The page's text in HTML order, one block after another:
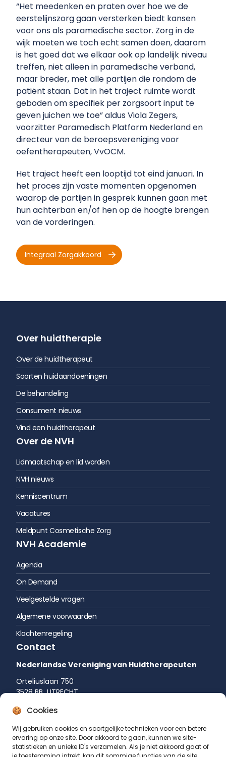
Cookies
Wij gebruiken cookies en soortgelijke technieken voor een betere
ervaring op onze site. Door akkoord te gaan, kunnen we site-
statistieken en unieke ID's verzamelen. Als je niet akkoord gaat of
“Het meedenken en praten over hoe we de
eerstelijnszorg gaan versterken biedt kansen
voor ons als paramedische sector. Zorg in de
wijk moeten we toch echt samen doen, daarom
is het goed dat we elkaar ook op landelijk niveau
treffen, niet alleen in paramedische verband,
maar breder, met alle partijen die rondom de
patiënt staan. Dat in het traject ruimte wordt
geboden om specifiek per zorgsoort input te
geven juichen we toe” aldus Viola Zegers,
voorzitter Paramedisch Platform Nederland en
directeur van de beroepsvereniging voor
oefentherapeuten, VvOCM.
Het traject heeft een looptijd tot eind januari. In
het proces zijn vaste momenten opgenomen
waarop de partijen in gesprek kunnen gaan met
hun achterban en/of hen op de hoogte brengen
van de vorderingen.
Integraal Zorgakkoord
Over huidtherapie
Over de huidtherapeut
Soorten huidaandoeningen
De behandeling
Consument nieuws
Vind een huidtherapeut
Over de NVH
Lidmaatschap en lid worden
NVH nieuws
Kenniscentrum
Vacatures
Meldpunt Cosmetische Zorg
NVH Academie
Agenda
On Demand
Veelgestelde vragen
Algemene voorwaarden
Klachtenregeling
Contact
Nederlandse Vereniging van Huidtherapeuten
Orteliuslaan 750
3528 BB UTRECHT
035 542 75 52